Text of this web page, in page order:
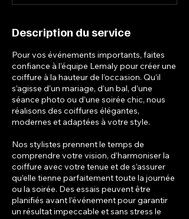
Description du service
Pour vos événements importants, faites
confiance à l’équipe Lemaly pour créer une
coiffure à la hauteur de l’occasion. Qu’il
s’agisse d’un mariage, d’un bal, d’une
séance photo ou d’une soirée chic, nous
réalisons des coiffures élégantes,
modernes et adaptées à votre style.
Nos stylistes prennent le temps de
comprendre votre vision, d’harmoniser la
coiffure avec votre tenue et de s’assurer
qu’elle tienne parfaitement toute la journée
ou la soirée. Des essais peuvent être
planifiés avant l’événement pour garantir
un résultat impeccable et sans stress le